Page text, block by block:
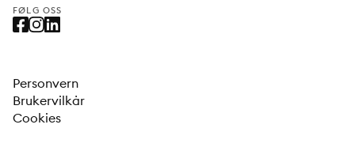
FØLG OSS
Personvern
Brukervilkår
Cookies